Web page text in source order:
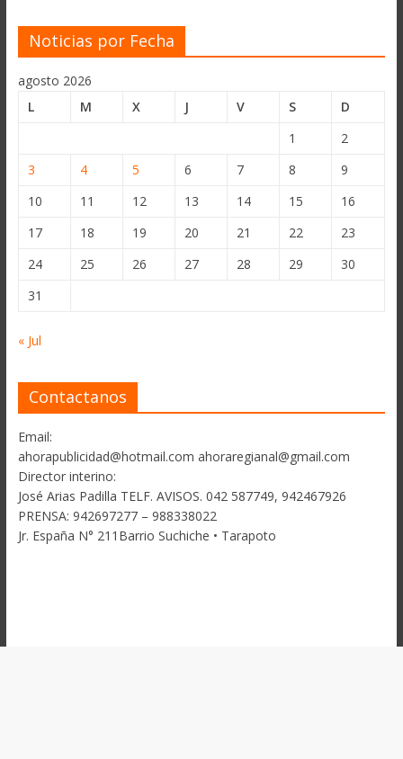
Noticias por Fecha
agosto 2026
L
M X J V S
D
1
2
3
4 5 6 7 8
9
10
11 12 13 14 15
16
17
18 19 20 21 22
23
24
25 26 27 28 29
30
31
« Jul
Contactanos
Email:
ahorapublicidad@hotmail.com ahoraregianal@gmail.com
Director interino:
José Arias Padilla TELF. AVISOS. 042 587749, 942467926
PRENSA: 942697277 – 988338022
Jr. España N° 211Barrio Suchiche • Tarapoto